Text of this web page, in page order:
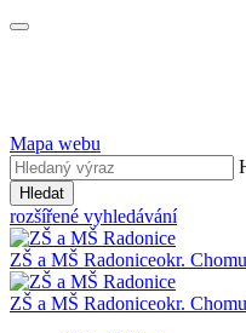
Mapa webu
Hledat
rozšířené vyhledávání
ZŠ a MŠ Radoniceokr.
ZŠ a MŠ Radoniceokr.